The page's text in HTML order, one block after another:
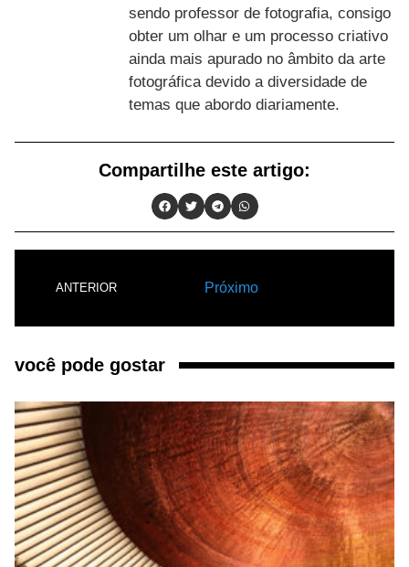
sendo professor de fotografia, consigo
obter um olhar e um processo criativo
ainda mais apurado no âmbito da arte
fotográfica devido a diversidade de
temas que abordo diariamente.
Compartilhe este artigo:
ANTERIOR Próximo
você pode gostar